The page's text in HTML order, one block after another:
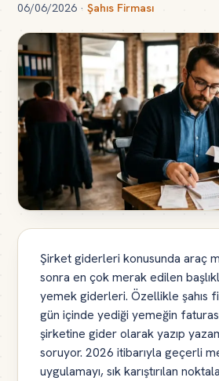
06/06/2026 · Şahıs Firması
Şirket giderleri konusunda araç
sonra en çok merak edilen
yemek giderleri. Özellikle şahıs
gün içinde yediği yemeğin
şirketine gider olarak yazıp
soruyor. 2026 itibarıyla geçerli
uygulamayı, sık karıştırılan